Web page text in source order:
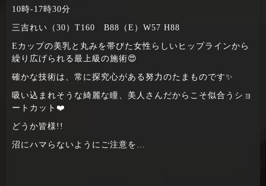
10時‐17時30分
三吉れい（30）T160 B88（E）W57 H88
Eカップの美乳と丸みを帯びた女性らしいヒップラインから
繰り広げられる最上級の施術😍
確かな技術は、常に探究心がある努力のたまものです✨
吸い込まれそうな綺麗な瞳、美人さんだからこそ似合うショ
ートカット❤️
どうか皆様!!
沼にハマらないようにご注意を…